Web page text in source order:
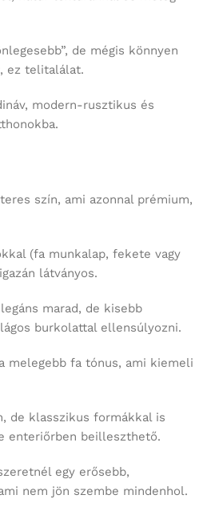
de mégis könnyen
ez telitalálat.
modern-rusztikus és
szín, ami azonnal prémium,
(fa munkalap, fekete vagy
látványos.
marad, de kisebb
burkolattal ellensúlyozni.
melegebb fa tónus, ami kiemeli
de klasszikus formákkal is
enteriőrben beilleszthető.
egy erősebb,
nem jön szembe mindenhol.